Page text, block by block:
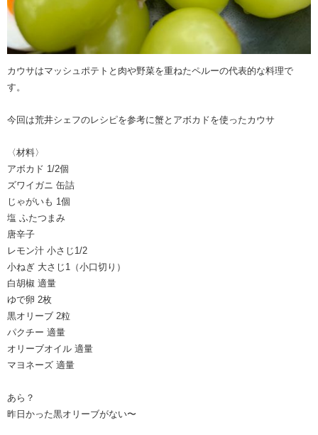
カウサはマッシュポテトと肉や野菜を重ねたペルーの代表的な料理で
す。
今回は荒井シェフのレシピを参考に蟹とアボカドを使ったカウサ
〈材料〉
アボカド 1/2個
ズワイガニ 缶詰
じゃがいも 1個
塩 ふたつまみ
唐辛子
レモン汁 小さじ1/2
小ねぎ 大さじ1（小口切り）
白胡椒 適量
ゆで卵 2枚
黒オリーブ 2粒
パクチー 適量
オリーブオイル 適量
マヨネーズ 適量
あら？
昨日かった黒オリーブがない〜